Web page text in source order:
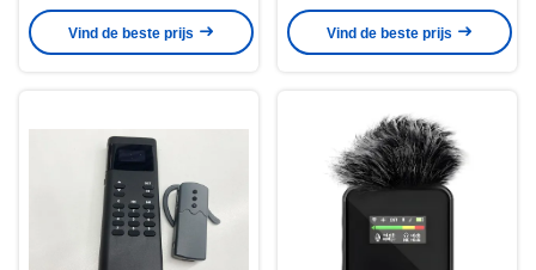
Vind de beste prijs
Vind de beste prijs